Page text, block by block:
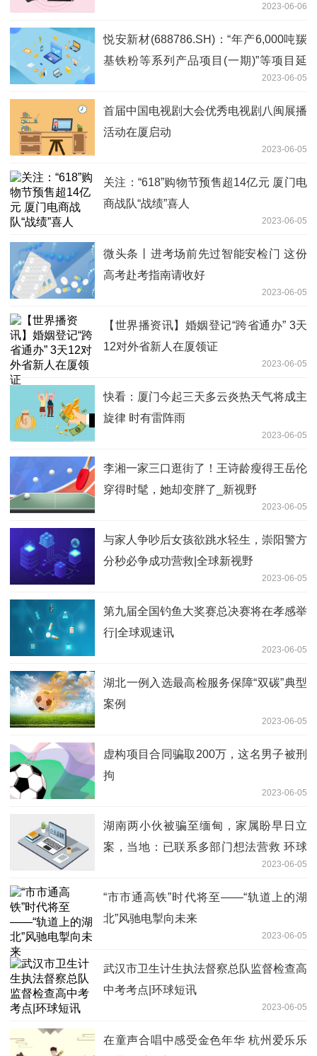
2023-06-06
悦安新材(688786.SH)：“年产6,000吨羰
基铁粉等系列产品项目(一期)”等项目延
2023-06-05
首届中国电视剧大会优秀电视剧八闽展播
活动在厦启动
2023-06-05
关注：“618”购物节预售超14亿元 厦门电
商战队“战绩”喜人
2023-06-05
微头条丨进考场前先过智能安检门 这份
高考赴考指南请收好
2023-06-05
【世界播资讯】婚姻登记“跨省通办” 3天
12对外省新人在厦领证
2023-06-05
快看：厦门今起三天多云炎热天气将成主
旋律 时有雷阵雨
2023-06-05
李湘一家三口逛街了！王诗龄瘦得王岳伦
穿得时髦，她却变胖了_新视野
2023-06-05
与家人争吵后女孩欲跳水轻生，崇阳警方
分秒必争成功营救|全球新视野
2023-06-05
第九届全国钓鱼大奖赛总决赛将在孝感举
行|全球观速讯
2023-06-05
湖北一例入选最高检服务保障“双碳”典型
案例
2023-06-05
虚构项目合同骗取200万，这名男子被刑
拘
2023-06-05
湖南两小伙被骗至缅甸，家属盼早日立
案，当地：已联系多部门想法营救 环球
2023-06-05
“市市通高铁”时代将至——“轨道上的湖
北”风驰电掣向未来
2023-06-05
武汉市卫生计生执法督察总队监督检查高
中考考点|环球短讯
2023-06-05
在童声合唱中感受金色年华 杭州爱乐乐